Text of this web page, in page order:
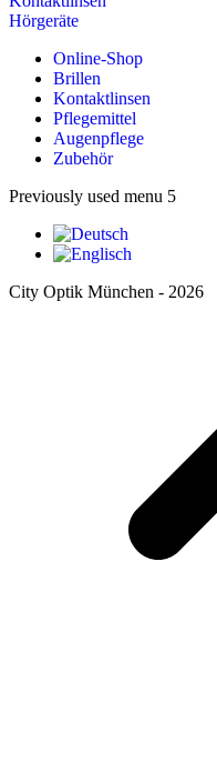
Online-Shop
Brillen
Kontaktlinsen
Pflegemittel
Augenpflege
Zubehör
Previously used menu 5
City Optik München - 2026